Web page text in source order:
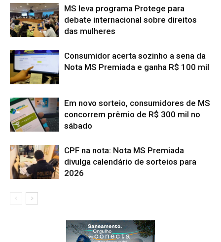
MS leva programa Protege para
debate internacional sobre direitos
das mulheres
Consumidor acerta sozinho a sena da
Nota MS Premiada e ganha R$ 100 mil
Em novo sorteio, consumidores de MS
concorrem prêmio de R$ 300 mil no
sábado
CPF na nota: Nota MS Premiada
divulga calendário de sorteios para
2026